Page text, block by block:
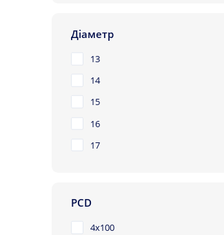
Діаметр
13
14
15
16
17
PCD
4x100